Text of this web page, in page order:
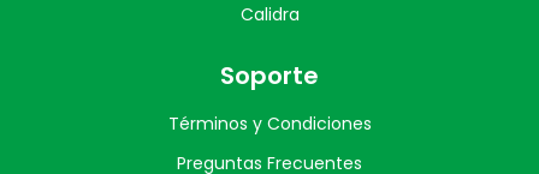
Calidra
Soporte
Términos y Condiciones
Preguntas Frecuentes